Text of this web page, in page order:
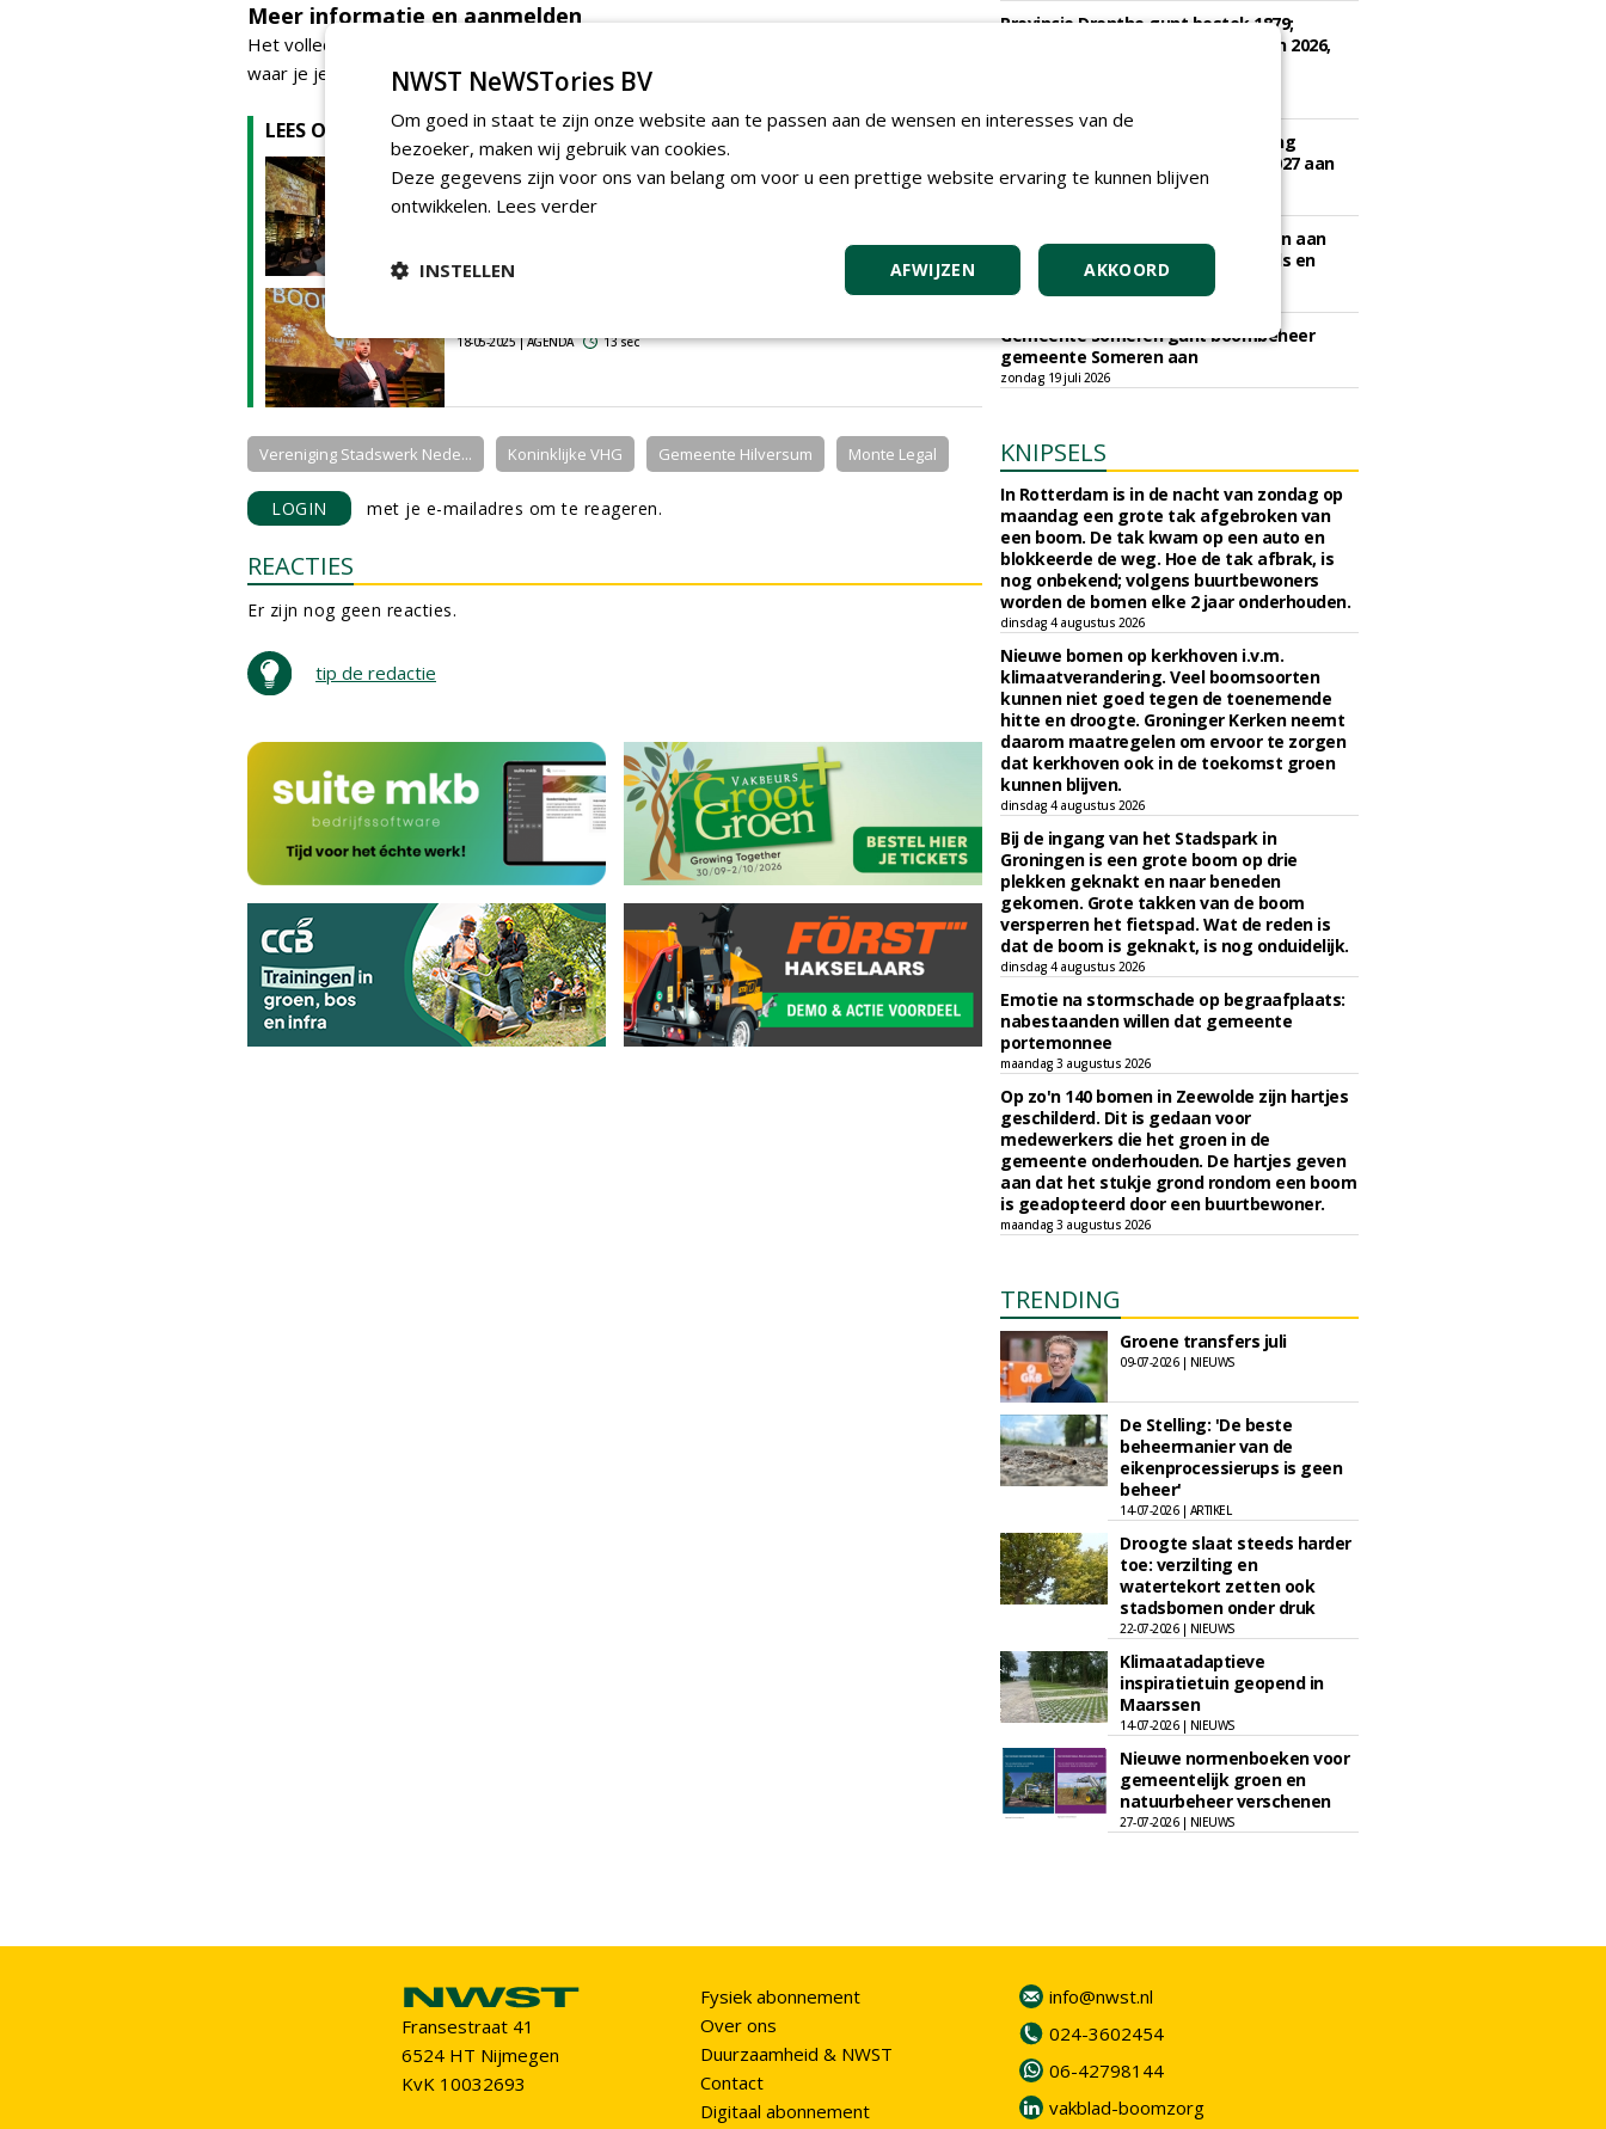
Meer informatie en aanmelden
Het volledige programma van de Nederlandse Boominfodag is te vinden op de
waar je je ook kunt aanmelden.
LEES OOK
Inschrijving Nederlandse Boominfodag geopend
26-11-2025 | NIEUWS 30 sec
Save the date: Nederlandse Boominfodag op 10 maart
18-05-2025 | AGENDA 13 sec
Vereniging Stadswerk Nede... Koninklijke VHG Gemeente Hilversum Monte Legal
LOGIN met je e-mailadres om te reageren.
REACTIES
Er zijn nog geen reacties.
tip de redactie
Provincie Drenthe gunt bestek 1879;
onderhoud bomen en beplantingen 2026,
Gemeente Woerden gunt uitvoering
boomvervangingsopgave 2026 - 2027 aan
Wallaard Groen.
SED Organisatie gunt inboet bomen aan
Peter Mul Boomverzorging, Krinkels en
Donker Groep.
Gemeente Someren gunt boombeheer
gemeente Someren aan
zondag 19 juli 2026
KNIPSELS
In Rotterdam is in de nacht van zondag op
maandag een grote tak afgebroken van
een boom. De tak kwam op een auto en
blokkeerde de weg. Hoe de tak afbrak, is
nog onbekend; volgens buurtbewoners
worden de bomen elke 2 jaar onderhouden.
dinsdag 4 augustus 2026
Nieuwe bomen op kerkhoven i.v.m.
klimaatverandering. Veel boomsoorten
kunnen niet goed tegen de toenemende
hitte en droogte. Groninger Kerken neemt
daarom maatregelen om ervoor te zorgen
dat kerkhoven ook in de toekomst groen
kunnen blijven.
dinsdag 4 augustus 2026
Bij de ingang van het Stadspark in
Groningen is een grote boom op drie
plekken geknakt en naar beneden
gekomen. Grote takken van de boom
versperren het fietspad. Wat de reden is
dat de boom is geknakt, is nog onduidelijk.
dinsdag 4 augustus 2026
Emotie na stormschade op begraafplaats:
nabestaanden willen dat gemeente
portemonnee
maandag 3 augustus 2026
Op zo'n 140 bomen in Zeewolde zijn hartjes
geschilderd. Dit is gedaan voor
medewerkers die het groen in de
gemeente onderhouden. De hartjes geven
aan dat het stukje grond rondom een boom
is geadopteerd door een buurtbewoner.
maandag 3 augustus 2026
TRENDING
Groene transfers juli
09-07-2026 | NIEUWS
De Stelling: 'De beste
beheermanier van de
eikenprocessierups is geen
beheer'
14-07-2026 | ARTIKEL
Droogte slaat steeds harder
toe: verzilting en
watertekort zetten ook
stadsbomen onder druk
22-07-2026 | NIEUWS
Klimaatadaptieve
inspiratietuin geopend in
Maarssen
14-07-2026 | NIEUWS
Nieuwe normenboeken voor
gemeentelijk groen en
natuurbeheer verschenen
27-07-2026 | NIEUWS
Fransestraat 41
6524 HT Nijmegen
KvK 10032693
Fysiek abonnement
Over ons
Duurzaamheid & NWST
Contact
Digitaal abonnement
info@nwst.nl
024-3602454
06-42798144
vakblad-boomzorg
NWST NeWSTories BV
Om goed in staat te zijn onze website aan te passen aan de wensen en interesses van de
bezoeker, maken wij gebruik van cookies.
Deze gegevens zijn voor ons van belang om voor u een prettige website ervaring te kunnen blijven
ontwikkelen. Lees verder
AKKOORD
AFWIJZEN
INSTELLEN